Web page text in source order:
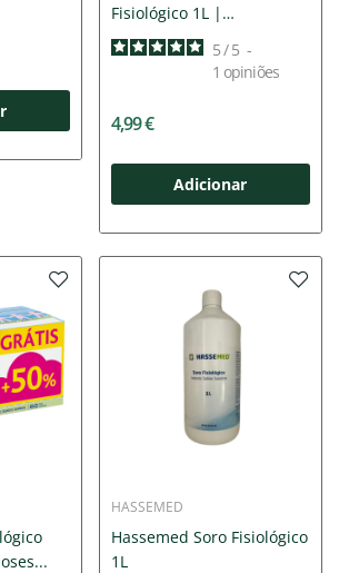
Fisiológico 1L |
Multiusos...
5/ 5 -
1 opiniões
4,99 €
Adicionar
HASSEMED
Hassemed Soro Fisiológico
1L